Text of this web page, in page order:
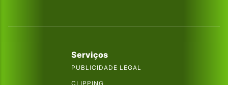
Serviços
PUBLICIDADE LEGAL
CLIPPING